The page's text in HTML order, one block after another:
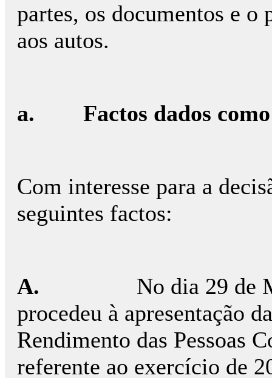
partes, os documentos e
aos autos.
a. Factos dados
Com interesse para a
seguintes factos:
A. No dia 29 de
procedeu à apresentação
Rendimento das Pessoas
referente ao exercício de